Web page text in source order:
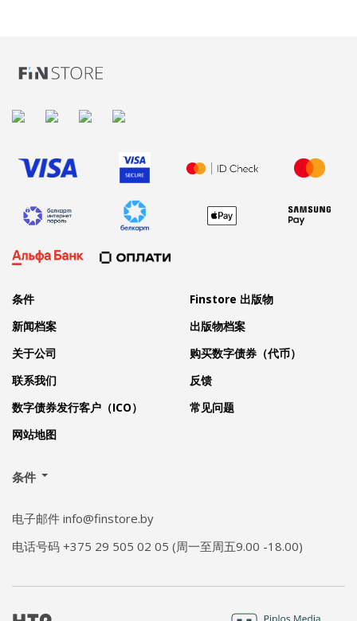
条件
Finstore 出版物
新闻档案
出版物档案
关于公司
购买数字债券（代币）
联系我们
反馈
数字债券发行客户（ICO）
常见问题
网站地图
条件
电子邮件 info@finstore.by
电话号码 +375 29 505 02 05 (周一至周五9.00 -18.00)